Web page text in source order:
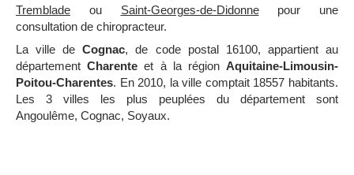
Tremblade ou Saint-Georges-de-Didonnepour une
consultation de chiropracteur.
La ville deCognac, de code postal 16100, appartient au
départementCharente et à la régionAquitaine-Limousin-
Poitou-Charentes. En 2010, la ville comptait 18557 habitants.
Les 3 villes les plus peuplées du département sont
Angoulême, Cognac, Soyaux.